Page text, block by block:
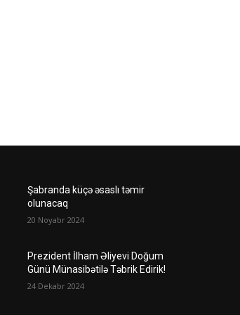
Şabranda küçə əsaslı təmir
olunacaq
20 Noyabr 2024
Prezident İlham Əliyevi Doğum
Günü Münasibətilə Təbrik Edirik!
24 Dekabr 2024